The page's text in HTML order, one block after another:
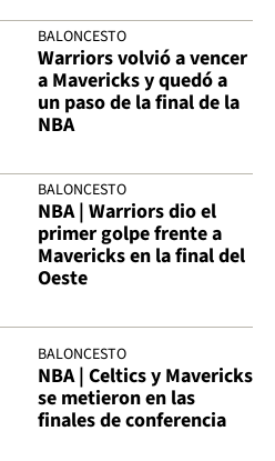
BALONCESTO
Warriors volvió a vencer
a Mavericks y quedó a
un paso de la final de la
NBA
BALONCESTO
NBA | Warriors dio el
primer golpe frente a
Mavericks en la final del
Oeste
BALONCESTO
NBA | Celtics y Mavericks
se metieron en las
finales de conferencia